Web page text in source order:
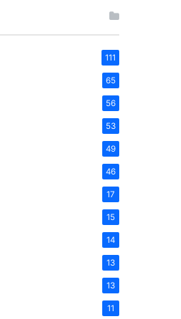
111
65
56
53
49
46
17
15
14
13
13
11